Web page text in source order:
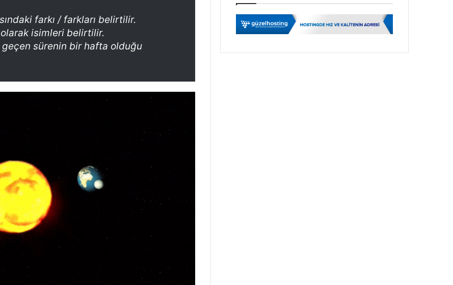
farkı / farkları belirtilir.
olarak isimleri belirtilir.
geçen sürenin bir hafta olduğu